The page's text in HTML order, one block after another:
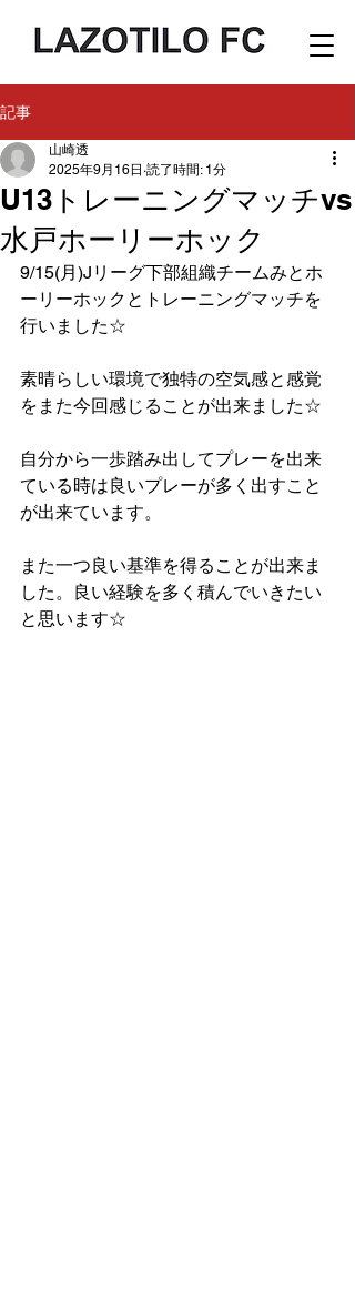
記事
U13トレーニングマッチvs
水戸ホーリーホック
山崎透
2025年9月16日 読了時間: 1分
9/15(月)Jリーグ下部組織チームみとホ
ーリーホックとトレーニングマッチを
行いました☆
素晴らしい環境で独特の空気感と感覚
をまた今回感じることが出来ました☆
自分から一歩踏み出してプレーを出来
ている時は良いプレーが多く出すこと
が出来ています。
また一つ良い基準を得ることが出来ま
した。良い経験を多く積んでいきたい
と思います☆